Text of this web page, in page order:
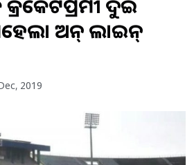
ଦୁଇ
ଅନ୍ ଲାଇନ୍
2019